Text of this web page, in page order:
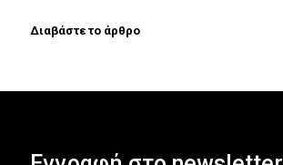
Διαβάστε το άρθρο